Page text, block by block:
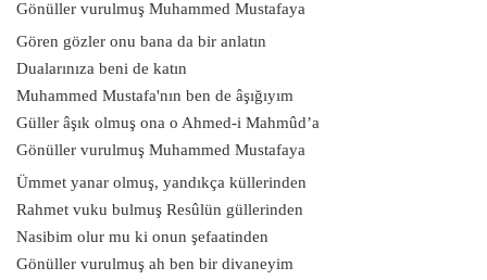
Gönüller vurulmuş Muhammed Mustafaya
Gören gözler onu bana da bir anlatın
Dualarınıza beni de katın
Muhammed Mustafa'nın ben de âşığıyım
Güller âşık olmuş ona o Ahmed-i Mahmûd’a
Gönüller vurulmuş Muhammed Mustafaya
Ümmet yanar olmuş, yandıkça küllerinden
Rahmet vuku bulmuş Resûlün güllerinden
Nasibim olur mu ki onun şefaatinden
Gönüller vurulmuş ah ben bir divaneyim